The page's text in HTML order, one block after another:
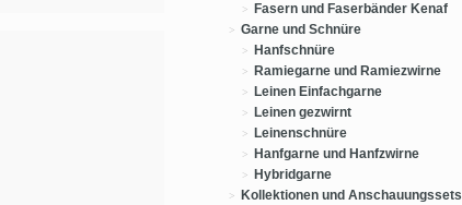
Fasern und Faserbänder Kenaf
Garne und Schnüre
Hanfschnüre
Ramiegarne und Ramiezwirne
Leinen Einfachgarne
Leinen gezwirnt
Leinenschnüre
Hanfgarne und Hanfzwirne
Hybridgarne
Kollektionen und Anschauungssets